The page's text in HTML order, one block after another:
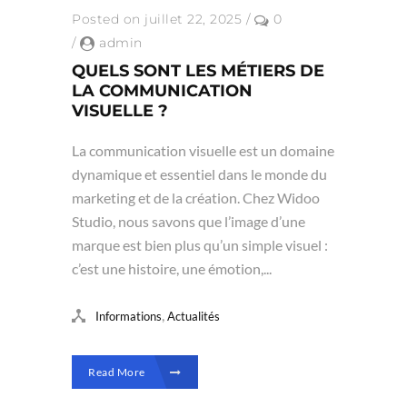
Posted on juillet 22, 2025 /
0
/
admin
QUELS SONT LES MÉTIERS DE
LA COMMUNICATION
VISUELLE ?
La communication visuelle est un domaine
dynamique et essentiel dans le monde du
marketing et de la création. Chez Widoo
Studio, nous savons que l’image d’une
marque est bien plus qu’un simple visuel :
c’est une histoire, une émotion,...
Informations,Actualités
Read More